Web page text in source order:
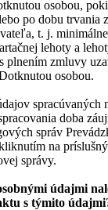
osobou,
po dobu trvania
t. j.
lehoty a
plnením zmluvy
osobou.
spracúvaných
doba
správ
na
správy.
údajmi
s týmito